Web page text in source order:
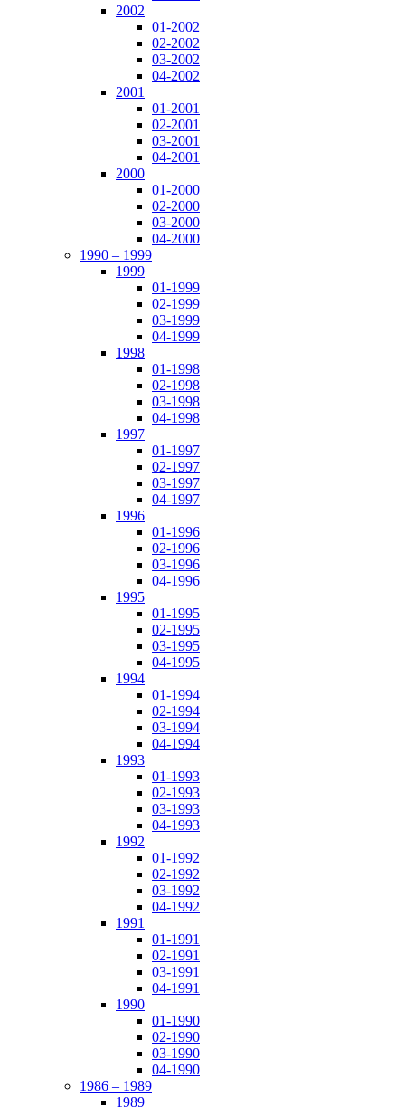
2002
01-2002
02-2002
03-2002
04-2002
2001
01-2001
02-2001
03-2001
04-2001
2000
01-2000
02-2000
03-2000
04-2000
1990 – 1999
1999
01-1999
02-1999
03-1999
04-1999
1998
01-1998
02-1998
03-1998
04-1998
1997
01-1997
02-1997
03-1997
04-1997
1996
01-1996
02-1996
03-1996
04-1996
1995
01-1995
02-1995
03-1995
04-1995
1994
01-1994
02-1994
03-1994
04-1994
1993
01-1993
02-1993
03-1993
04-1993
1992
01-1992
02-1992
03-1992
04-1992
1991
01-1991
02-1991
03-1991
04-1991
1990
01-1990
02-1990
03-1990
04-1990
1986 – 1989
1989